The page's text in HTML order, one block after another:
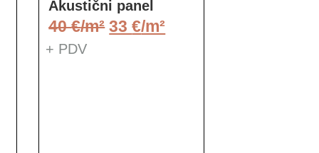
Akustični panel
40€ 33€
+ PDV